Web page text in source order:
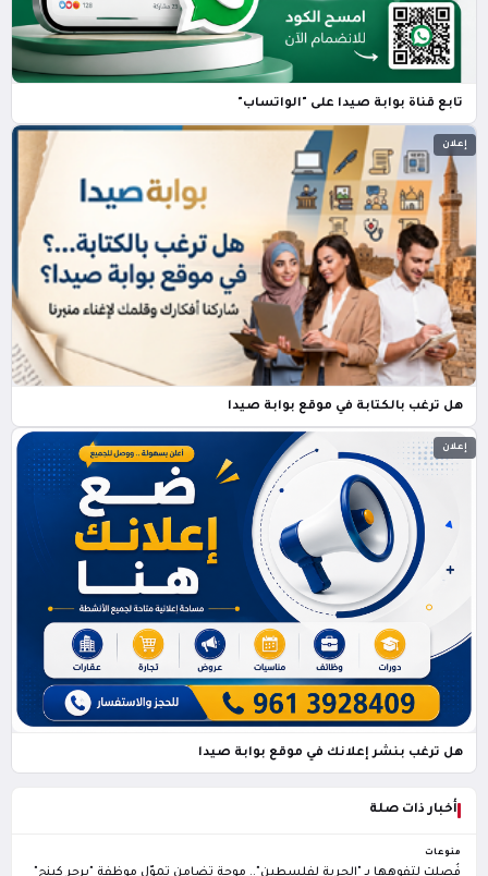
تابع قناة بوابة صيدا على "الواتساب"
إعلان
هل ترغب بالكتابة في موقع بوابة صيدا
إعلان
هل ترغب بنشر إعلانك في موقع بوابة صيدا
أخبار ذات صلة
منوعات
فُصلت لتفوهها بـ "الحرية لفلسطين".. موجة تضامن تموّل موظفة "برجر كينج"